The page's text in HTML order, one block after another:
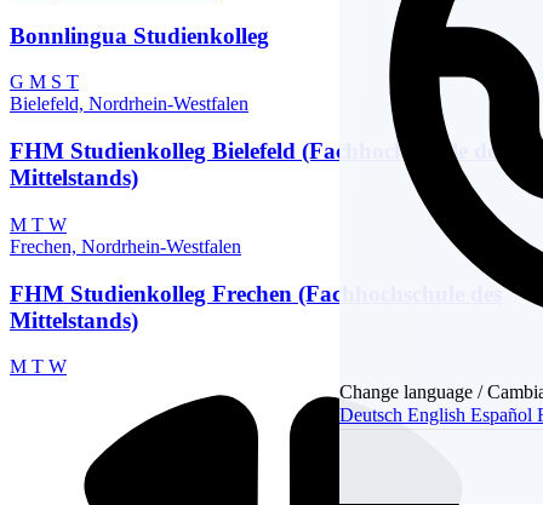
Change language /
DeutschEnglishEspañol
Bonnlingua Studienkolleg
G M S T
Bielefeld, Nordrhein-Westfalen
FHM Studienkolleg Bielefeld (Fachhochschule des
Mittelstands)
M T W
Frechen, Nordrhein-Westfalen
FHM Studienkolleg Frechen (Fachhochschule des
Mittelstands)
M T W